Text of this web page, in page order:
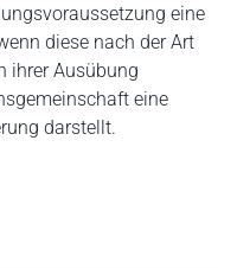
eine
diese nach der Art
ihrer Ausübung
eine
darstellt.